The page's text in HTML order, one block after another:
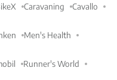
Caravaning Cavallo
Men's Health
Runner's World